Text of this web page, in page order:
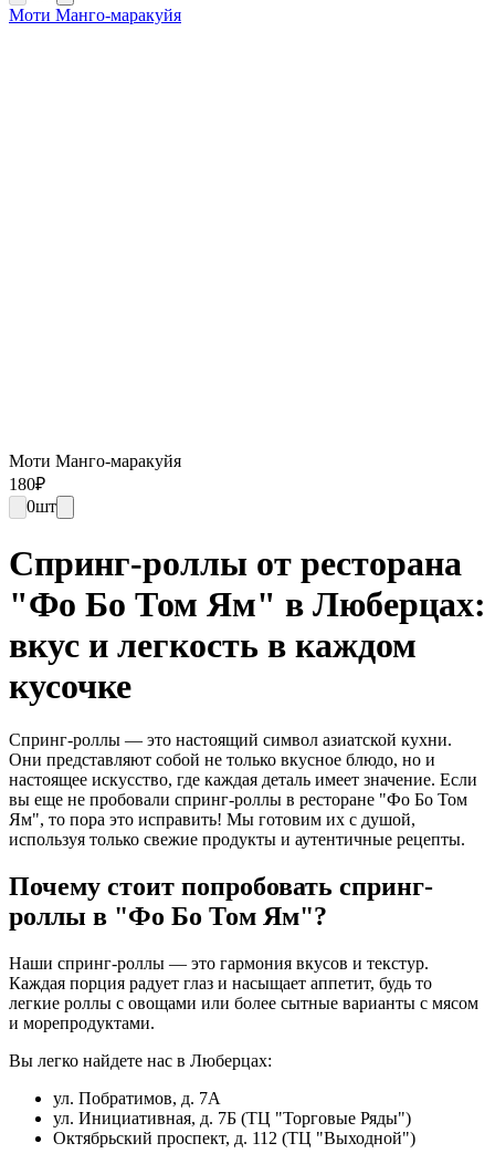
Моти Манго-маракуйя
Моти Манго-маракуйя
180₽
0шт
Спринг-роллы от ресторана
"Фо Бо Том Ям" в Люберцах:
вкус и легкость в каждом
кусочке
Спринг-роллы — это настоящий символ азиатской кухни.
Они представляют собой не только вкусное блюдо, но и
настоящее искусство, где каждая деталь имеет значение. Если
вы еще не пробовали спринг-роллы в ресторане "Фо Бо Том
Ям", то пора это исправить! Мы готовим их с душой,
используя только свежие продукты и аутентичные рецепты.
Почему стоит попробовать спринг-
роллы в "Фо Бо Том Ям"?
Наши спринг-роллы — это гармония вкусов и текстур.
Каждая порция радует глаз и насыщает аппетит, будь то
легкие роллы с овощами или более сытные варианты с мясом
и морепродуктами.
Вы легко найдете нас в Люберцах:
ул. Побратимов, д. 7А
ул. Инициативная, д. 7Б (ТЦ "Торговые Ряды")
Октябрьский проспект, д. 112 (ТЦ "Выходной")